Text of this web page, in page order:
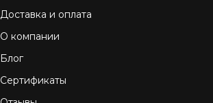
Доставка и оплата
О компании
Блог
Сертификаты